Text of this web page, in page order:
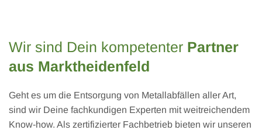
Wir sind Dein kompetenter Partner
aus Marktheidenfeld
Geht es um die Entsorgung von Metallabfällen aller Art,
sind wir Deine fachkundigen Experten mit weitreichendem
Know-how. Als zertifizierter Fachbetrieb bieten wir unseren